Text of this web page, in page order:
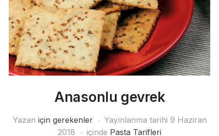
Anasonlu gevrek
Yazan için gerekenler Yayınlanma tarihi 9 Haziran
2018
içinde Pasta Tarifleri